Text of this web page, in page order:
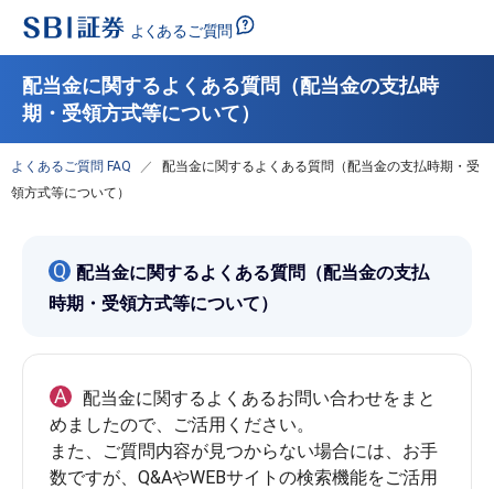
配当金に関するよくある質問（配当金の支払時
期・受領方式等について）
よくあるご質問 FAQ
配当金に関するよくある質問（配当金の支払時期・受
領方式等について）
Q 配当金に関するよくある質問（配当金の支払
時期・受領方式等について）
A
配当金に関するよくあるお問い合わせをまと
めましたので、ご活用ください。
また、ご質問内容が見つからない場合には、お手
数ですが、Q&AやWEBサイトの検索機能をご活用